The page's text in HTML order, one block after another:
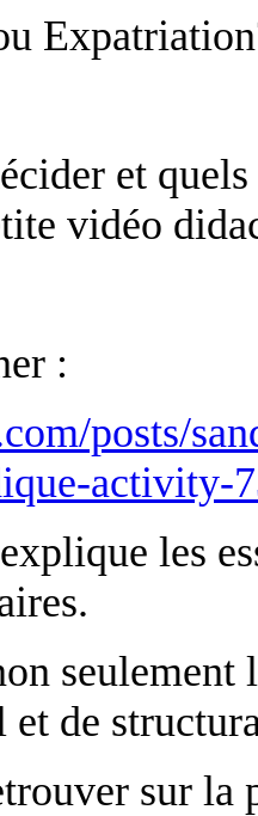
et
vidéo
:
posts/
activity-
les
de
sur la